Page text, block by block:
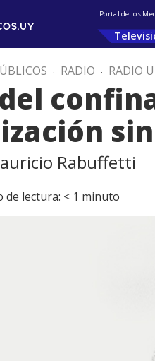
Portal de los
. RADIO . RADIO
Rabuffetti
de lectura: < 1 minuto